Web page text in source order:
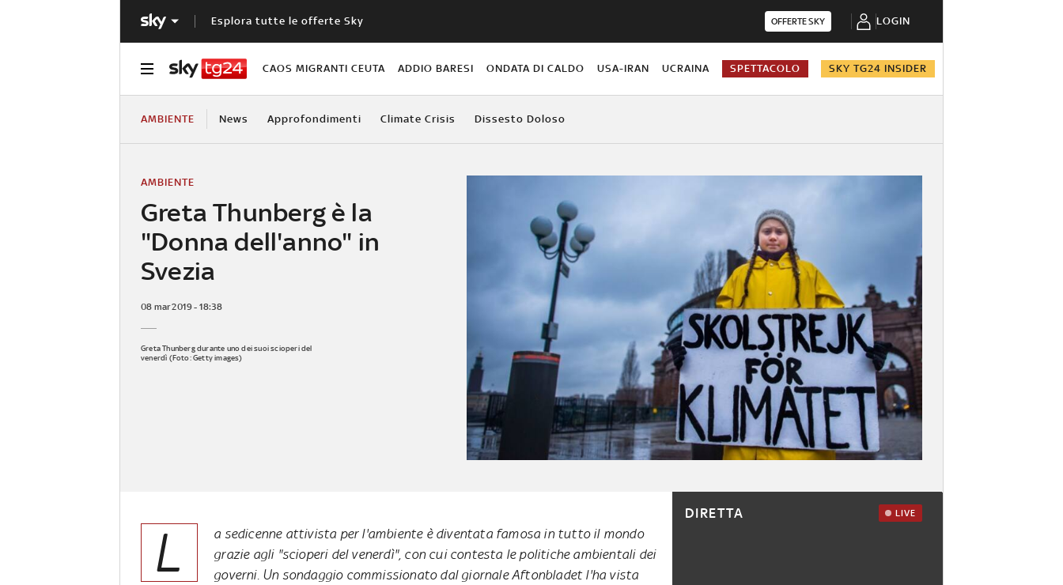
Esplora tutte le offerte Sky OFFERTE SKY LOGIN
CAOS MIGRANTI CEUTA ADDIO BARESI ONDATA DI CALDO USA-IRAN UCRAINA SPETTACOLO SKY TG24 INSIDER
AMBIENTE News Approfondimenti Climate Crisis Dissesto Doloso
Greta Thunberg è la
"Donna dell'anno" in
Svezia
AMBIENTE
08 mar 2019 - 18:38
Greta Thunberg durante uno dei suoi scioperi del
venerdì (Foto: Getty images)
L
a sedicenne attivista per l'ambiente è diventata famosa in tutto il mondo
grazie agli "scioperi del venerdì", con cui contesta le politiche ambientali dei
governi. Un sondaggio commissionato dal giornale Aftonbladet l'ha vista
DIRETTA LIVE